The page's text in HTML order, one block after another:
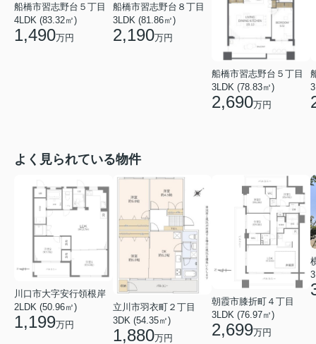
船橋市習志野台５丁目
4LDK (83.32㎡)
1,490万円
船橋市習志野台８丁目
3LDK (81.86㎡)
2,190万円
船橋市習志野台５丁目
3LDK (78.83㎡)
2,690万円
よく見られている物件
川口市大字安行領根岸
2LDK (50.96㎡)
1,199万円
立川市羽衣町２丁目
3DK (54.35㎡)
1,880万円
朝霞市膝折町４丁目
3LDK (76.97㎡)
2,699万円